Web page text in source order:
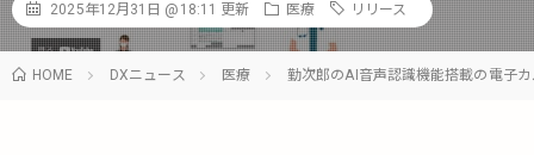
2025年12月31日 @18:11 更新 医療 リリース
HOME DXニュース 医療 勤次郎のAI音声認識機能搭載の電子